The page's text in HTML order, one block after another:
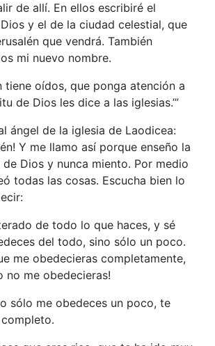
de allí. En ellos escribiré el
y el de la ciudad celestial, que
que vendrá. También
mi nuevo nombre.
tiene oídos, que ponga atención a
de Dios les dice a las iglesias.’”
ángel de la iglesia de Laodicea:
Y me llamo así porque enseño la
Dios y nunca miento. Por medio
todas las cosas. Escucha bien lo
de todo lo que haces, y sé
del todo, sino sólo un poco.
me obedecieras completamente,
no me obedecieras!
sólo me obedeces un poco, te